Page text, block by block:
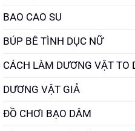
BAO CAO SU
BÚP BÊ TÌNH DỤC NỮ
CÁCH LÀM DƯƠNG VẬT TO
DƯƠNG VẬT GIẢ
ĐỒ CHƠI BẠO DÂM